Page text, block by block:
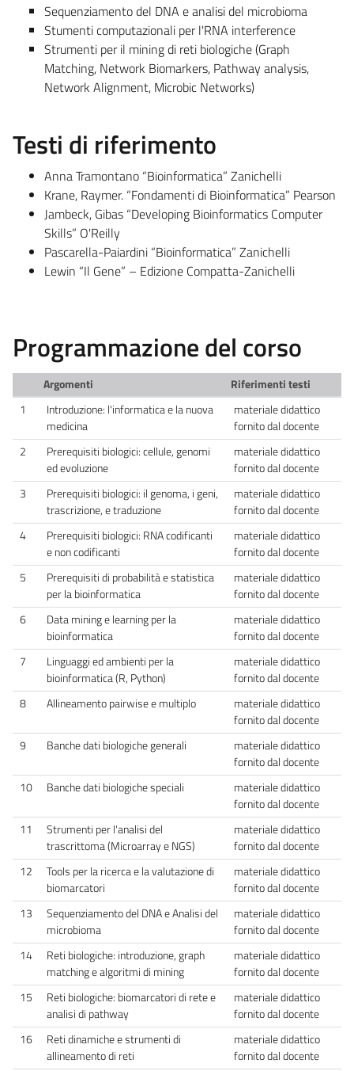
Sequenziamento del DNA e analisi del microbioma
Stumenti computazionali per l'RNA interference
Strumenti per il mining di reti biologiche (Graph
Matching, Network Biomarkers, Pathway analysis,
Network Alignment, Microbic Networks)
Testi di riferimento
Anna Tramontano “Bioinformatica” Zanichelli
Krane, Raymer. “Fondamenti di Bioinformatica” Pearson
Jambeck, Gibas “Developing Bioinformatics Computer
Skills” O'Reilly
Pascarella-Paiardini “Bioinformatica” Zanichelli
Lewin “Il Gene” – Edizione Compatta-Zanichelli
Programmazione del corso
Argomenti
Riferimenti testi
1
Introduzione: l'informatica e la nuova
medicina
materiale didattico
fornito dal docente
2
Prerequisiti biologici: cellule, genomi
ed evoluzione
materiale didattico
fornito dal docente
3
Prerequisiti biologici: il genoma, i geni,
trascrizione, e traduzione
materiale didattico
fornito dal docente
4
Prerequisiti biologici: RNA codificanti
e non codificanti
materiale didattico
fornito dal docente
5
Prerequisiti di probabilità e statistica
per la bioinformatica
materiale didattico
fornito dal docente
6
Data mining e learning per la
bioinformatica
materiale didattico
fornito dal docente
7
Linguaggi ed ambienti per la
bioinformatica (R, Python)
materiale didattico
fornito dal docente
8
Allineamento pairwise e multiplo
materiale didattico
fornito dal docente
9
Banche dati biologiche generali
materiale didattico
fornito dal docente
10
Banche dati biologiche speciali
materiale didattico
fornito dal docente
11
Strumenti per l'analisi del
trascrittoma (Microarray e NGS)
materiale didattico
fornito dal docente
12
Tools per la ricerca e la valutazione di
biomarcatori
materiale didattico
fornito dal docente
13
Sequenziamento del DNA e Analisi del
microbioma
materiale didattico
fornito dal docente
14
Reti biologiche: introduzione, graph
matching e algoritmi di mining
materiale didattico
fornito dal docente
15
Reti biologiche: biomarcatori di rete e
analisi di pathway
materiale didattico
fornito dal docente
16
Reti dinamiche e strumenti di
allineamento di reti
materiale didattico
fornito dal docente